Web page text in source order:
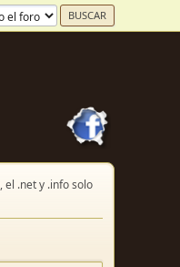
, el .net y .info solo